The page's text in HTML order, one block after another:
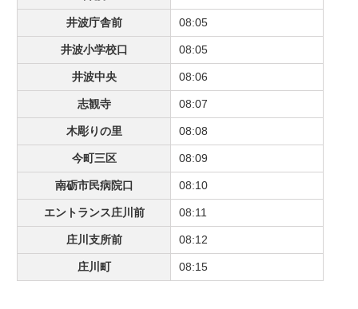
井波庁舎前 08:05
井波小学校口 08:05
井波中央 08:06
志観寺 08:07
木彫りの里 08:08
今町三区 08:09
南砺市民病院口 08:10
エントランス庄川前 08:11
庄川支所前 08:12
庄川町 08:15